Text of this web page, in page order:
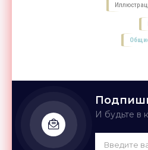
И будьте в